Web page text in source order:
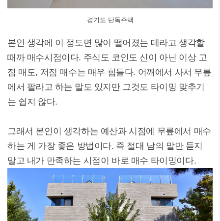
경기도 단독주택
본인 생각에 이 정도면 많이 떨어졌는 데라고 생각할
때까 매수시점이다. 주식도 코인도 신이 아닌 이상 고
점 매도, 저점 매수는 매우 힘들다. 어깨에서 사서 무릎
에서 팔라고 하는 말도 있지만 그것도 타이밍 맞추기
는 쉽지 않다.
그래서 본인이 생각하는 예산과 시점에 무릎에서 매수
하는 게 가장 좋은 방법이다. 즉 절대 남의 말만 듣지
말고 내가 만족하는 시점이 바로 매수 타이밍이다.